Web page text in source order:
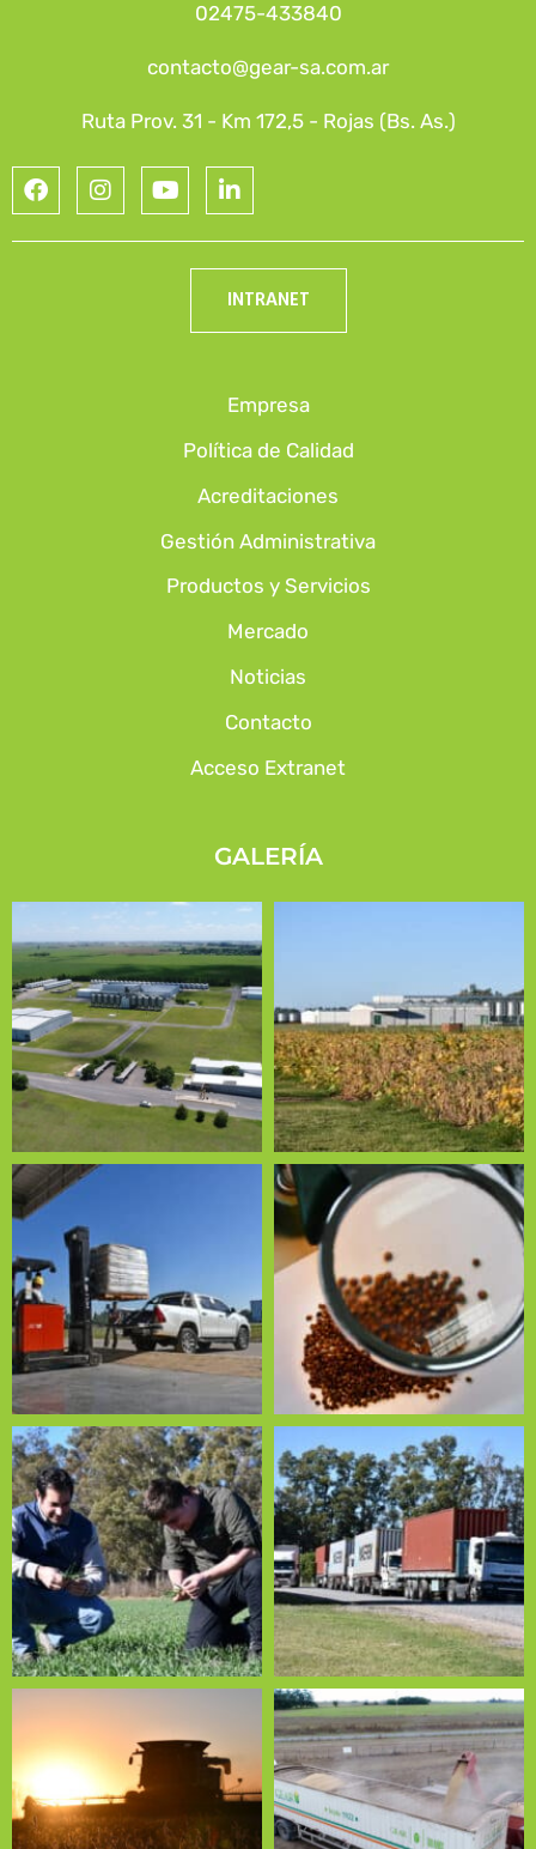
02475-433840
contacto@gear-sa.com.ar
Ruta Prov. 31 - Km 172,5 - Rojas (Bs. As.)
INTRANET
Empresa
Política de Calidad
Acreditaciones
Gestión Administrativa
Productos y Servicios
Mercado
Noticias
Contacto
Acceso Extranet
GALERÍA